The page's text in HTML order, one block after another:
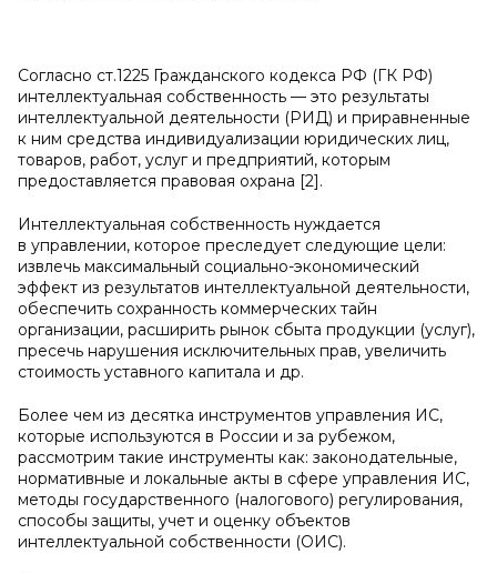
Согласно ст.1225 Гражданского кодекса РФ (ГК РФ)
интеллектуальная собственность — это результаты
интеллектуальной деятельности (РИД) и приравненные
к ним средства индивидуализации юридических лиц,
товаров, работ, услуг и предприятий, которым
предоставляется правовая охрана [2].
Интеллектуальная собственность нуждается
в управлении, которое преследует следующие цели:
извлечь максимальный социально-экономический
эффект из результатов интеллектуальной деятельности,
обеспечить сохранность коммерческих тайн
организации, расширить рынок сбыта продукции (услуг),
пресечь нарушения исключительных прав, увеличить
стоимость уставного капитала и др.
Более чем из десятка инструментов управления ИС,
которые используются в России и за рубежом,
рассмотрим такие инструменты как: законодательные,
нормативные и локальные акты в сфере управления ИС,
методы государственного (налогового) регулирования,
способы защиты, учет и оценку объектов
интеллектуальной собственности (ОИС).